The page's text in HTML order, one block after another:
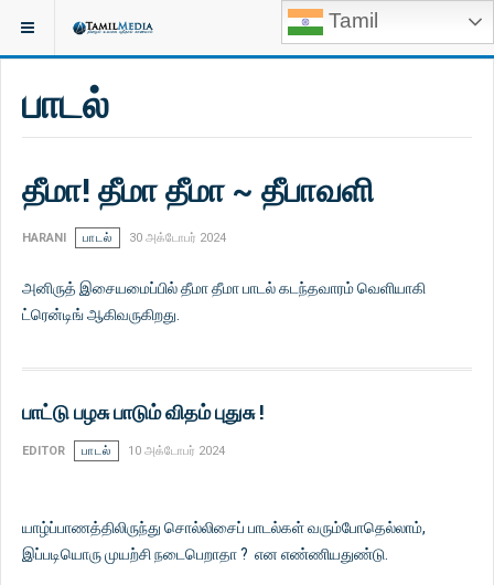
Tamil
பாடல்
தீமா! தீமா தீமா ~ தீபாவளி
HARANI பாடல் 30 அக்டோபர் 2024
அனிருத் இசையமைப்பில் தீமா தீமா பாடல் கடந்தவாரம் வெளியாகி
ட்ரென்டிங் ஆகிவருகிறது.
பாட்டு பழசு பாடும் விதம் புதுசு !
EDITOR பாடல் 10 அக்டோபர் 2024
யாழ்ப்பாணத்திலிருந்து சொல்லிசைப் பாடல்கள் வரும்போதெல்லாம்,
இப்படியொரு முயற்சி நடைபெறாதா ? என எண்ணியதுண்டு.